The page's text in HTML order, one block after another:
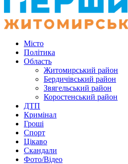
Місто
Політика
Область
Житомирський район
Бердичівський район
Звягельський район
Коростенський район
ДТП
Кримінал
Гроші
Спорт
Цікаво
Скандали
Фото/Відео